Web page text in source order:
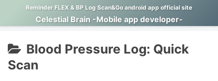
Reminder FLEX & BP Log Scan&Go android app official site
Celestial Brain -Mobile app developer-
Blood Pressure Log: Quick
Scan